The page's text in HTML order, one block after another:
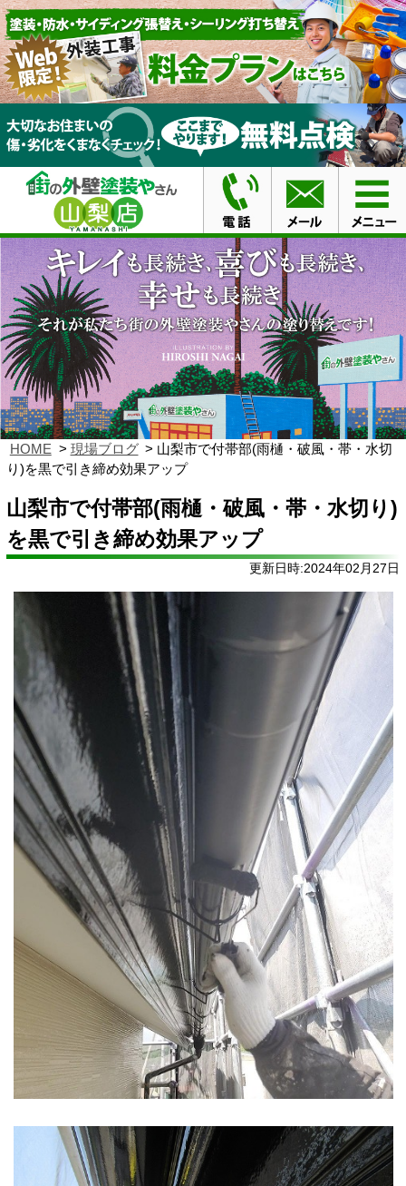
HOME 現場ブログ
山梨市で付帯部(雨樋・破風・帯・水切
り)を黒で引き締め効果アップ
山梨市で付帯部(雨樋・破風・帯・水切り)
を黒で引き締め効果アップ
更新日時:2024年02月27日